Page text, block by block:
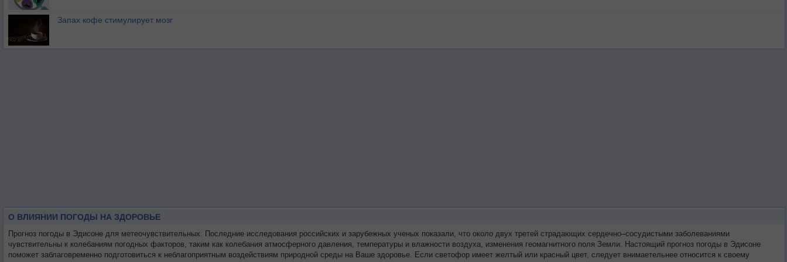
Запах кофе стимулирует мозг
О ВЛИЯНИИ ПОГОДЫ НА ЗДОРОВЬЕ
Прогноз погоды в Эдисоне для метеочувствительных. Последние исследования российских и зарубежных ученых показали, что около двух третей страдающих сердечно–сосудистыми заболеваниями
чувствительны к колебаниям погодных факторов, таким как колебания атмосферного давления, температуры и влажности воздуха, изменения геомагнитного поля Земли. Настоящий прогноз погоды в Эдисоне
поможет заблаговременно подготовиться к неблагоприятным воздействиям природной среды на Ваше здоровье. Если светофор имеет желтый или красный цвет, следует внимаетельнее относится к своему